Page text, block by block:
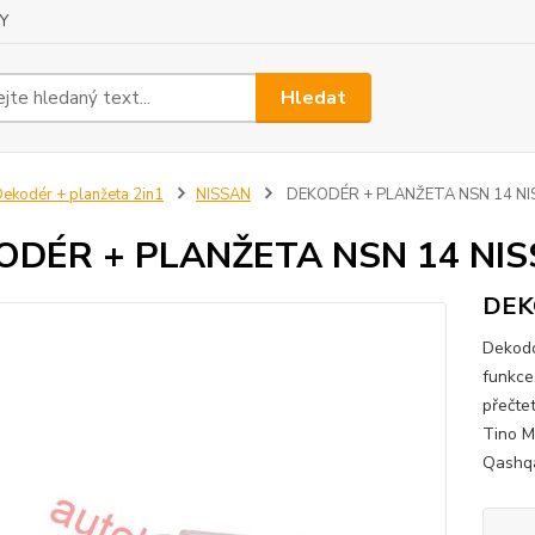
Hledat
+ planžeta 2in1 NISSAN DEKODÉR + PLANŽETA NSN 14
+ PLANŽETA NSN 14
Tino